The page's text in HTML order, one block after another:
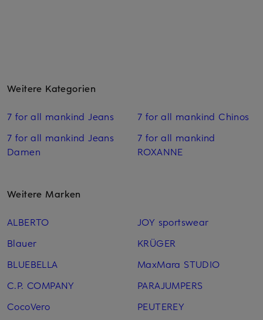
Weitere Kategorien
7 for all mankind Jeans
7 for all mankind Jeans
Damen
7 for all mankind Chinos
7 for all mankind
ROXANNE
Weitere Marken
ALBERTO
Blauer
BLUEBELLA
C.P. COMPANY
CocoVero
JOY sportswear
KRÜGER
MaxMara STUDIO
PARAJUMPERS
PEUTEREY